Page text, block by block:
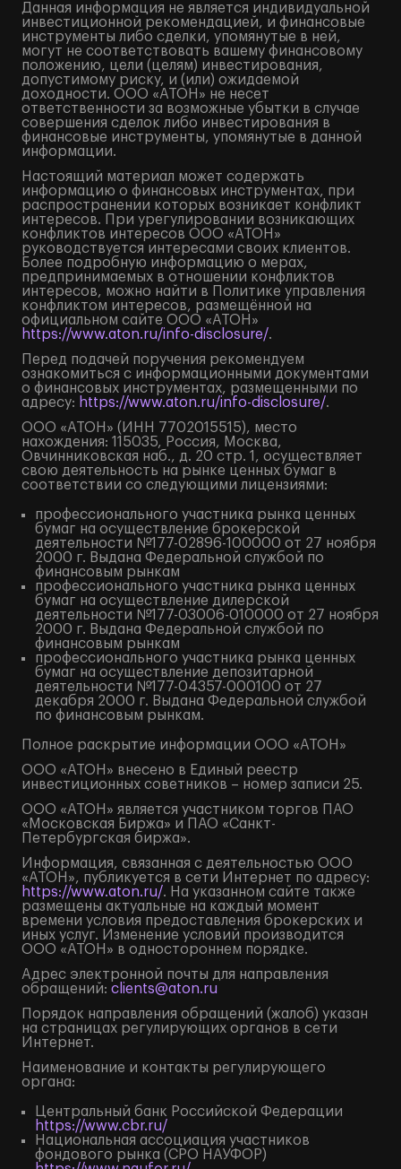
Данная информация не является индивидуальной
инвестиционной рекомендацией, и финансовые
инструменты либо сделки, упомянутые в ней,
могут не соответствовать вашему финансовому
положению, цели (целям) инвестирования,
допустимому риску, и (или) ожидаемой
доходности. ООО «АТОН» не несет
ответственности за возможные убытки в случае
совершения сделок либо инвестирования в
финансовые инструменты, упомянутые в данной
информации.
Настоящий материал может содержать
информацию о финансовых инструментах, при
распространении которых возникает конфликт
интересов. При урегулировании возникающих
конфликтов интересов ООО «АТОН»
руководствуется интересами своих клиентов.
Более подробную информацию о мерах,
предпринимаемых в отношении конфликтов
интересов, можно найти в Политике управления
конфликтом интересов, размещённой на
официальном сайте ООО «АТОН»
https://www.aton.ru/info-disclosure/.
Перед подачей поручения рекомендуем
ознакомиться с информационными документами
о финансовых инструментах, размещенными по
адресу: https://www.aton.ru/info-disclosure/.
ООО «АТОН» (ИНН 7702015515), место
нахождения: 115035, Россия, Москва,
Овчинниковская наб., д. 20 стр. 1, осуществляет
свою деятельность на рынке ценных бумаг в
соответствии со следующими лицензиями:
профессионального участника рынка ценных
бумаг на осуществление брокерской
деятельности №177-02896-100000 от 27 ноября
2000 г. Выдана Федеральной службой по
финансовым рынкам
профессионального участника рынка ценных
бумаг на осуществление дилерской
деятельности №177-03006-010000 от 27 ноября
2000 г. Выдана Федеральной службой по
финансовым рынкам
профессионального участника рынка ценных
бумаг на осуществление депозитарной
деятельности №177-04357-000100 от 27
декабря 2000 г. Выдана Федеральной службой
по финансовым рынкам.
Полное раскрытие информации ООО «АТОН»
ООО «АТОН» внесено в Единый реестр
инвестиционных советников – номер записи 25.
ООО «АТОН» является участником торгов ПАО
«Московская Биржа» и ПАО «Санкт-
Петербургская биржа».
Информация, связанная с деятельностью ООО
«АТОН», публикуется в сети Интернет по адресу:
https://www.aton.ru/. На указанном сайте также
размещены актуальные на каждый момент
времени условия предоставления брокерских и
иных услуг. Изменение условий производится
ООО «АТОН» в одностороннем порядке.
Адрес электронной почты для направления
обращений: clients@aton.ru
Порядок направления обращений (жалоб) указан
на страницах регулирующих органов в сети
Интернет.
Наименование и контакты регулирующего
органа:
Центральный банк Российской Федерации
https://www.cbr.ru/
Национальная ассоциация участников
фондового рынка (СРО НАУФОР)